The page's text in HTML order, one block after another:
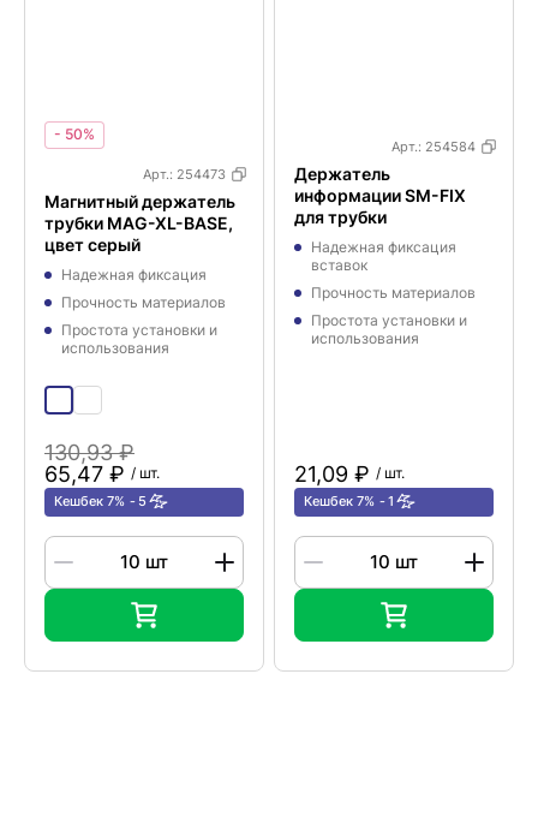
- 50%
Арт.: 254473
Магнитный держатель
трубки MAG-XL-BASE,
цвет серый
Надежная фиксация
Прочность материалов
Простота установки и
использования
130,93 ₽
65,47 ₽ / шт.
Кешбек 7% 5
Арт.: 254584
Держатель
информации SM-FIX
для трубки
Надежная фиксация
вставок
Прочность материалов
Простота установки и
использования
21,09 ₽ / шт.
Кешбек 7% 1